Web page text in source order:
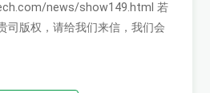
news/show149.html 若
司版权，请给我们来信，我们会